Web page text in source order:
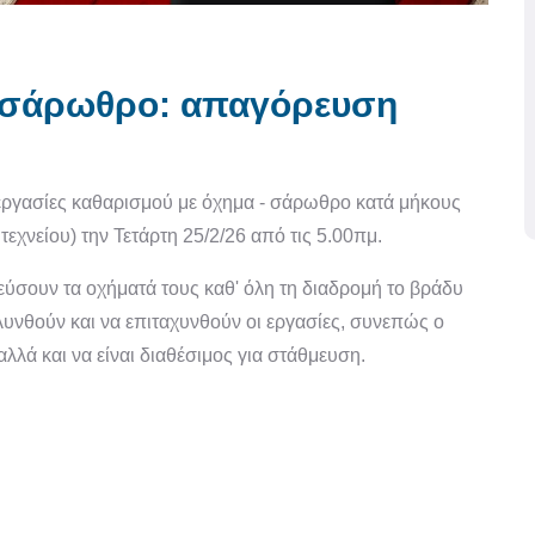
σάρωθρο: απαγόρευση
καθαρισμού με όχημα - σάρωθρο κατά μήκους
την Τετάρτη 25/2/26 από τις 5.00πμ.
τα οχήματά τους καθ' όλη τη διαδρομή το βράδυ
και να επιταχυνθούν οι εργασίες, συνεπώς ο
και να είναι διαθέσιμος για στάθμευση.